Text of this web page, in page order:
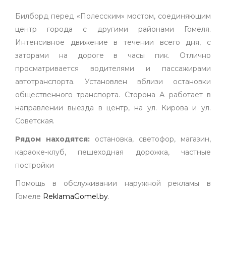
Билборд перед «Полесским» мостом, соединяющим
центр города с другими районами Гомеля.
Интенсивное движение в течении всего дня, с
заторами на дороге в часы пик. Отлично
просматривается водителями и пассажирами
автотранспорта. Установлен вблизи остановки
общественного транспорта. Сторона А работает в
направлении выезда в центр, на ул. Кирова и ул.
Советская.
Рядом находятся: остановка, светофор, магазин,
караоке-клуб, пешеходная дорожка, частные
постройки
Помощь в обслуживании наружной рекламы в
Гомеле ReklamaGomel.by.